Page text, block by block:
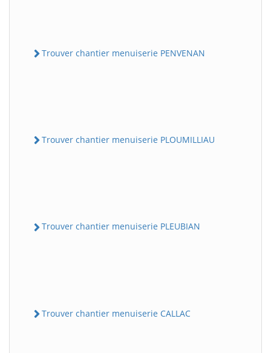
Trouver chantier menuiserie PENVENAN
Trouver chantier menuiserie PLOUMILLIAU
Trouver chantier menuiserie PLEUBIAN
Trouver chantier menuiserie CALLAC